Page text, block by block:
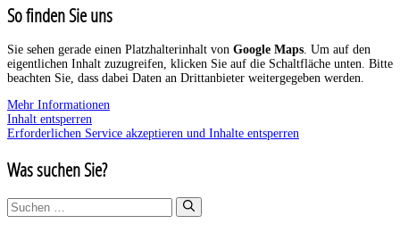
So finden Sie uns
Sie sehen gerade einen Platzhalterinhalt von Google Maps. Um auf den
eigentlichen Inhalt zuzugreifen, klicken Sie auf die Schaltfläche unten. Bitte
beachten Sie, dass dabei Daten an Drittanbieter weitergegeben werden.
Mehr Informationen
Inhalt entsperren
Erforderlichen Service akzeptieren und Inhalte entsperren
Was suchen Sie?
Suchen
nach: